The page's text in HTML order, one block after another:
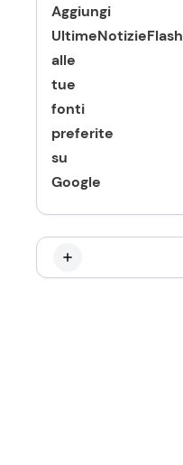
Aggiungi
UltimeNotizieFlash
alle
tue
fonti
preferite
su
Google